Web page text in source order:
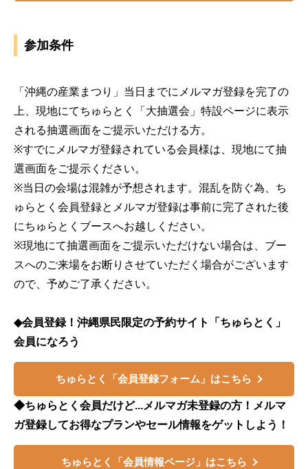
参加条件
「沖縄の産業まつり」当日までにメルマガ登録を完了の
上、現地にてちゅらとく「大抽選会」特設ページに表示
される抽選画面をご提示いただける方。
※すでにメルマガ登録されている会員様は、現地にて抽
選画面をご提示ください。
※当日の会場は混雑が予想されます。混乱を防ぐ為、ち
ゅらとく会員登録とメルマガ登録は事前に完了された後
にちゅらとくブースへお越しください。
※現地にて抽選画面をご提示いただけない場合は、ブー
スへのご来場をお断りさせていただく場合がございます
ので、予めご了承ください。
◆会員登録！沖縄県民限定の予約サイト「ちゅらとく」
会員になろう
ちゅらとく「会員登録フォーム」はこちら
◆ちゅらとく会員だけど...メルマガ未登録の方！メルマ
ガ登録してお得なプランやセール情報をゲットしよう！
ちゅらとく「会員情報ページ」はこちら